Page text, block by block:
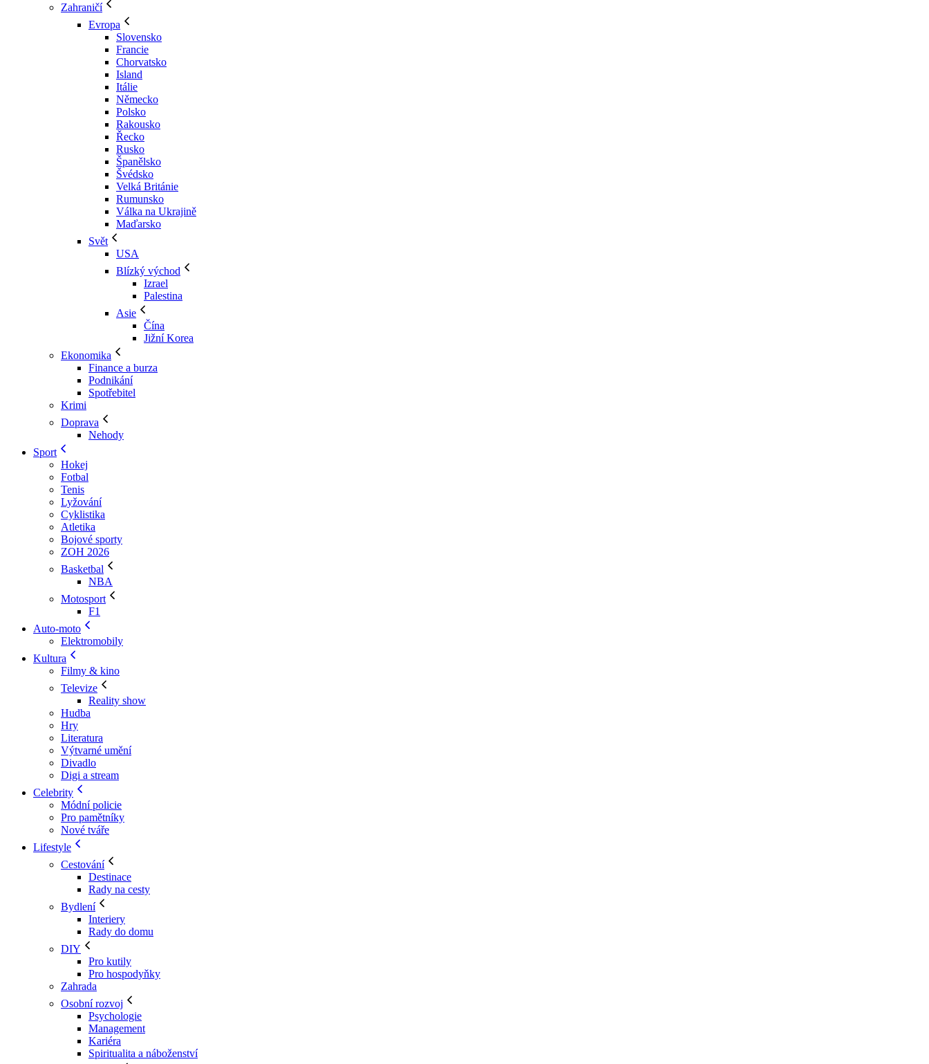
Zahraničí
Evropa
Slovensko
Francie
Chorvatsko
Island
Itálie
Německo
Polsko
Rakousko
Řecko
Rusko
Španělsko
Švédsko
Velká Británie
Rumunsko
Válka na Ukrajině
Maďarsko
Svět
USA
Blízký východ
Izrael
Palestina
Asie
Čína
Jižní Korea
Ekonomika
Finance a burza
Podnikání
Spotřebitel
Krimi
Doprava
Nehody
Sport
Hokej
Fotbal
Tenis
Lyžování
Cyklistika
Atletika
Bojové sporty
ZOH 2026
Basketbal
NBA
Motosport
F1
Auto-moto
Elektromobily
Kultura
Filmy & kino
Televize
Reality show
Hudba
Hry
Literatura
Výtvarné umění
Divadlo
Digi a stream
Celebrity
Módní policie
Pro pamětníky
Nové tváře
Lifestyle
Cestování
Destinace
Rady na cesty
Bydlení
Interiery
Rady do domu
DIY
Pro kutily
Pro hospodyňky
Zahrada
Osobní rozvoj
Psychologie
Management
Kariéra
Spiritualita a náboženství